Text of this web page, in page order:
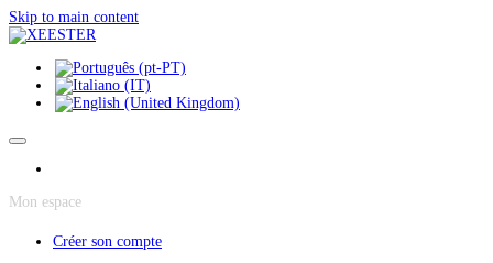
Skip to main content
Mon espace
Créer son compte
Panneau de gestion des cookies